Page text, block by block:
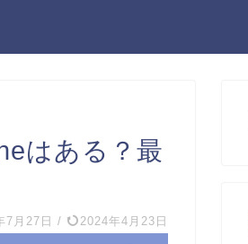
はある？最
7月27日 / 2024年4月23日